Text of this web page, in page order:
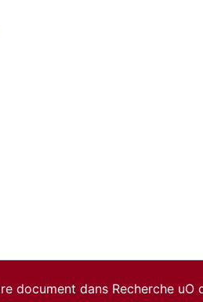
document dans Recherche uO